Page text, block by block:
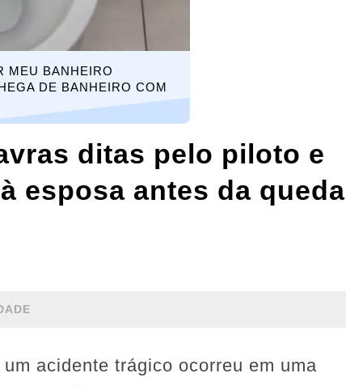
MEU BANHEIRO
DE BANHEIRO COM
ditas pelo piloto e
esposa antes da queda
acidente trágico ocorreu em uma